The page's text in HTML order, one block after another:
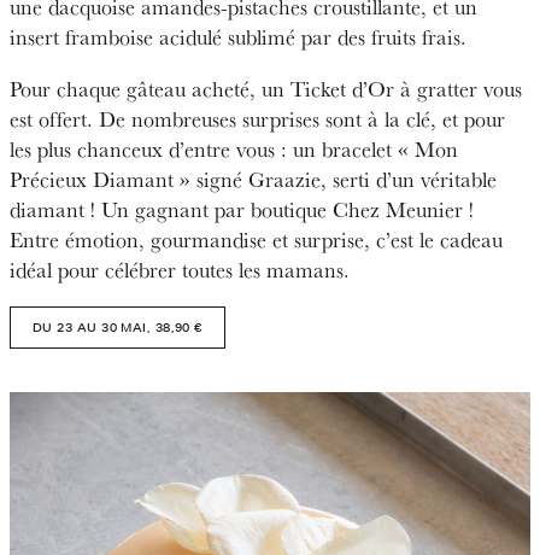
une dacquoise amandes-pistaches croustillante, et un
insert framboise acidulé sublimé par des fruits frais.
Pour chaque gâteau acheté, un Ticket d’Or à gratter vous
est offert. De nombreuses surprises sont à la clé, et pour
les plus chanceux d’entre vous : un bracelet « Mon
Précieux Diamant » signé Graazie, serti d’un véritable
diamant ! Un gagnant par boutique Chez Meunier !
Entre émotion, gourmandise et surprise, c’est le cadeau
idéal pour célébrer toutes les mamans.
DU 23 AU 30 MAI, 38,90 €